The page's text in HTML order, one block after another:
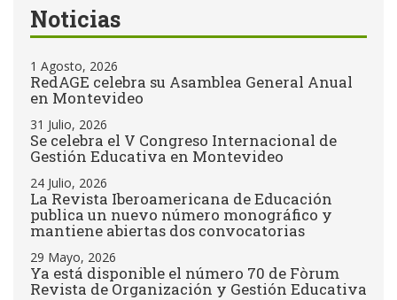
Noticias
1 Agosto, 2026
RedAGE celebra su Asamblea General Anual
en Montevideo
31 Julio, 2026
Se celebra el V Congreso Internacional de
Gestión Educativa en Montevideo
24 Julio, 2026
La Revista Iberoamericana de Educación
publica un nuevo número monográfico y
mantiene abiertas dos convocatorias
29 Mayo, 2026
Ya está disponible el número 70 de Fòrum
Revista de Organización y Gestión Educativa